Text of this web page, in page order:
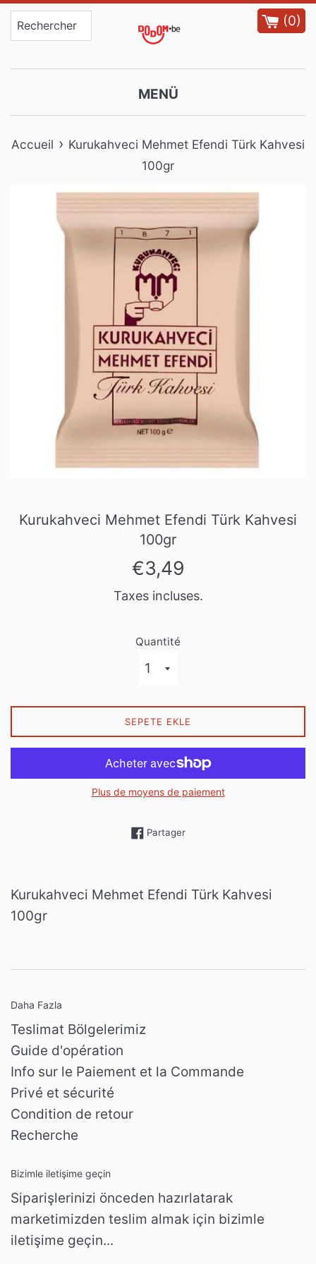
Passer
(0)
MENÜ
Accueil › Kurukahveci Mehmet Efendi Türk Kahvesi
100gr
Kurukahveci Mehmet Efendi Türk Kahvesi
100gr
Prix
régulier
€3,49
Taxes incluses.
Quantité
SEPETE EKLE
Plus de moyens de paiement
PartagerPartager sur Facebook
Kurukahveci Mehmet Efendi Türk Kahvesi
100gr
Daha Fazla
Teslimat Bölgelerimiz
Guide d'opération
Info sur le Paiement et la Commande
Privé et sécurité
Condition de retour
Recherche
Bizimle iletişime geçin
Siparişlerinizi önceden hazırlatarak
marketimizden teslim almak için bizimle
iletişime geçin...